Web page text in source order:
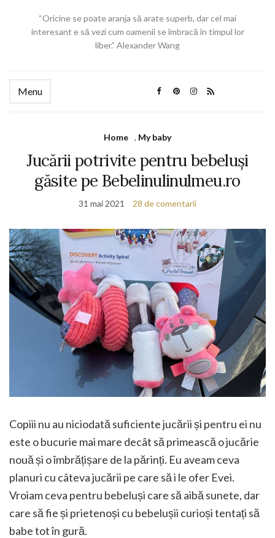
“Oricine se poate aranja să arate superb, dar cel mai
interesant e să vezi cum oamenii se îmbracă în timpul lor
liber.” Alexander Wang
Menu
Home , My baby
Jucării potrivite pentru bebeluși
găsite pe Bebelinulinulmeu.ro
31 mai 2021 28 de comentarii
Copiii nu au niciodată suficiente jucării și pentru ei nu
este o bucurie mai mare decât să primească o jucărie
nouă și o îmbrățișare de la părinți. Eu aveam ceva
planuri cu câteva jucării pe care să i le ofer Evei.
Vroiam ceva pentru bebeluși care să aibă sunete, dar
care să fie și prietenoși cu bebelușii curioși tentați să
babe tot în gură.